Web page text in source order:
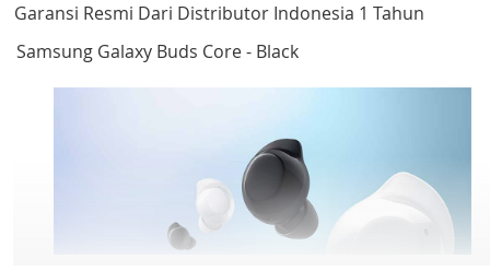
Garansi Resmi Dari Distributor Indonesia 1 Tahun
Samsung Galaxy Buds Core - Black